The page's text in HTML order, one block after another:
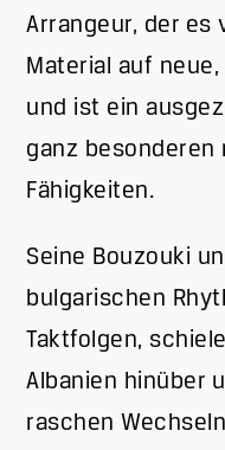
Arrangeur, der
Material auf
und ist ein
ganz besonderen
Fähigkeiten.
Seine Bouzouki
bulgarischen
Taktfolgen,
Albanien hinüber
raschen